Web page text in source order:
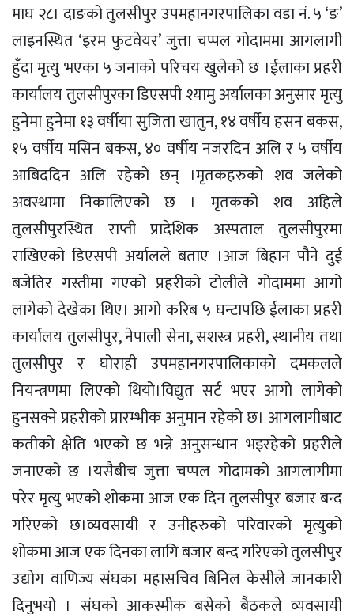
माघ २८। दाङको तुलसीपुर उपमहानगरपालिका वडा नं. ५ ‘ङ’
लाइनस्थित ‘इरम फुटवेयर’ जुत्ता चप्पल गोदाममा आगलागी
हुँदा मृत्यु भएका ५ जनाको परिचय खुलेको छ ।ईलाका प्रहरी
कार्यालय तुलसीपुरका डिएसपी श्यामु अर्यालका अनुसार मृत्यु
हुनेमा हुनेमा १३ वर्षीया सुजिता खातुन, १४ वर्षीय हसन बकस,
१५ वर्षीय मसिन बकस, ४० वर्षीय नजरदिन अलि र ५ वर्षीय
आबिददिन अलि रहेको छन् ।मृतकहरुको शव जलेको
अवस्थामा निकालिएको छ । मृतकको शव अहिले
तुलसीपुरस्थित राप्ती प्रादेशिक अस्पताल तुलसीपुरमा
राखिएको डिएसपी अर्यालले बताए ।आज बिहान पौने दुई
बजेतिर गस्तीमा गएको प्रहरीको टोलीले गोदाममा आगो
लागेको देखेका थिए। आगो करिब ५ घन्टापछि ईलाका प्रहरी
कार्यालय तुलसीपुर, नेपाली सेना, सशस्त्र प्रहरी, स्थानीय तथा
तुलसीपुर र घोराही उपमहानगरपालिकाको दमकलले
नियन्त्रणमा लिएको थियो।विद्युत सर्ट भएर आगो लागेको
हुनसक्ने प्रहरीको प्रारम्भीक अनुमान रहेको छ। आगलागीबाट
कतीको क्षेति भएको छ भन्ने अनुसन्धान भइरहेको प्रहरीले
जनाएको छ ।यसैबीच जुत्ता चप्पल गोदामको आगलागीमा
परेर मृत्यु भएको शोकमा आज एक दिन तुलसीपुर बजार बन्द
गरिएको छ।व्यवसायी र उनीहरुको परिवारको मृत्युको
शोकमा आज एक दिनका लागि बजार बन्द गरिएको तुलसीपुर
उद्योग वाणिज्य संघका महासचिव बिनिल केसीले जानकारी
दिनुभयो । संघको आकस्मीक बसेको बैठकले व्यवसायी